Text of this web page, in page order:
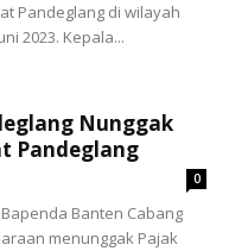
Pandeglang di wilayah
2023. Kepala...
Nunggak
Pandeglang
0
Banten Cabang
menunggak Pajak